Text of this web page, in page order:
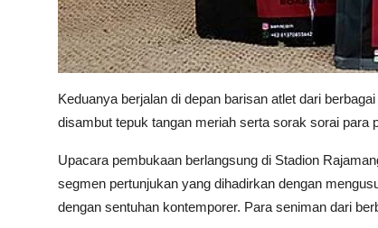
Keduanya berjalan di depan barisan atlet dari
disambut tepuk tangan meriah serta sorak sorai para
Upacara pembukaan berlangsung di Stadion
segmen pertunjukan yang dihadirkan dengan
dengan sentuhan kontemporer. Para seniman dari